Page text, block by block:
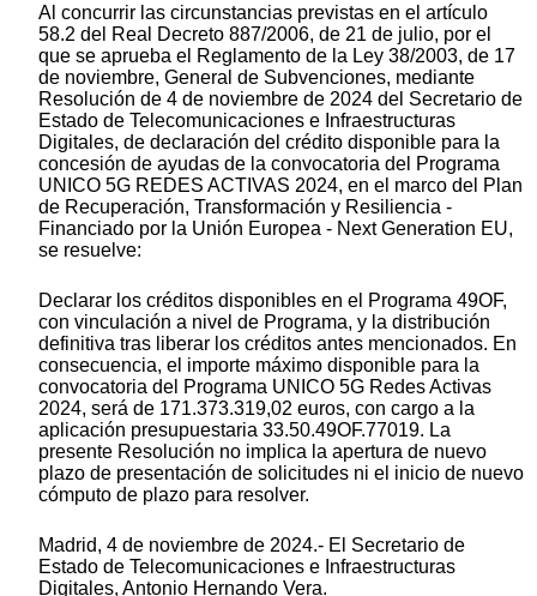
Al concurrir las circunstancias previstas en el artículo
58.2 del Real Decreto 887/2006, de 21 de julio, por el
que se aprueba el Reglamento de la Ley 38/2003, de 17
de noviembre, General de Subvenciones, mediante
Resolución de 4 de noviembre de 2024 del Secretario de
Estado de Telecomunicaciones e Infraestructuras
Digitales, de declaración del crédito disponible para la
concesión de ayudas de la convocatoria del Programa
UNICO 5G REDES ACTIVAS 2024, en el marco del Plan
de Recuperación, Transformación y Resiliencia -
Financiado por la Unión Europea - Next Generation EU,
se resuelve:
Declarar los créditos disponibles en el Programa 49OF,
con vinculación a nivel de Programa, y la distribución
definitiva tras liberar los créditos antes mencionados. En
consecuencia, el importe máximo disponible para la
convocatoria del Programa UNICO 5G Redes Activas
2024, será de 171.373.319,02 euros, con cargo a la
aplicación presupuestaria 33.50.49OF.77019. La
presente Resolución no implica la apertura de nuevo
plazo de presentación de solicitudes ni el inicio de nuevo
cómputo de plazo para resolver.
Madrid, 4 de noviembre de 2024.- El Secretario de
Estado de Telecomunicaciones e Infraestructuras
Digitales, Antonio Hernando Vera.